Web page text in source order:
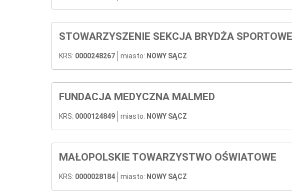
STOWARZYSZENIE SEKCJA BRYDŻA
KRS: 0000248267 miasto: NOWY SĄCZ
FUNDACJA MEDYCZNA MALMED
KRS: 0000124849 miasto: NOWY SĄCZ
MAŁOPOLSKIE TOWARZYSTWO OŚWIATOWE
KRS: 0000028184 miasto: NOWY SĄCZ